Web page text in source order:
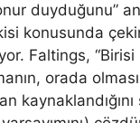
duyduğunu”
konusunda
Faltings, “Birisi
orada
kaynaklandığını